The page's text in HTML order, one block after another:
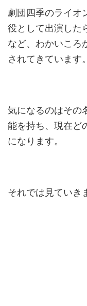
劇団四季のライオ
役として出演した
など、わかいころ
されてきています。
気になるのはその
能を持ち、現在ど
になります。
それでは見ていき